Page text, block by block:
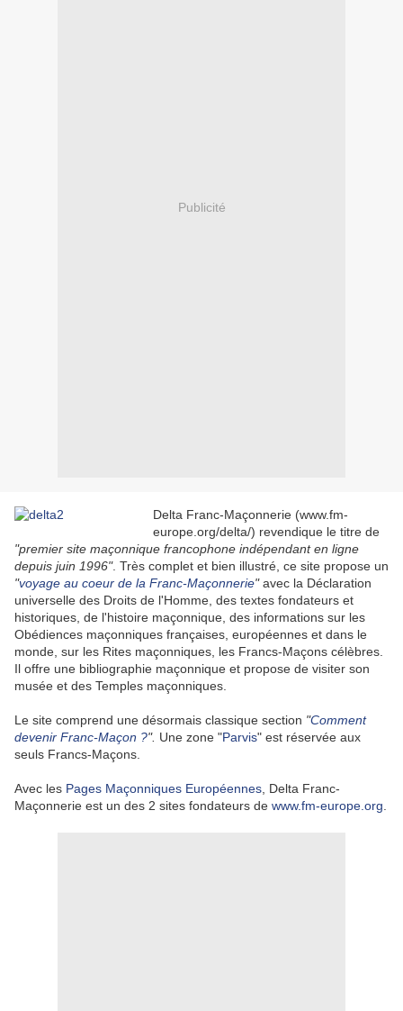
Publicité
Delta Franc-Maçonnerie (www.fm-
europe.org/delta/) revendique le titre de
"premier site maçonnique francophone indépendant en ligne
depuis juin 1996". Très complet et bien illustré, ce site propose un
"voyage au coeur de la Franc-Maçonnerie"avec la Déclaration
universelle des Droits de l'Homme, des textes fondateurs et
historiques, de l'histoire maçonnique, des informations sur les
Obédiences maçonniques françaises, européennes et dans le
monde, sur les Rites maçonniques, les Francs-Maçons célèbres.
Il offre une bibliographie maçonnique et propose de visiter son
musée et des Temples maçonniques.
Le site comprend une désormais classique section "Comment
devenir Franc-Maçon ?". Une zone "Parvis" est réservée aux
seuls Francs-Maçons.
Avec les Pages Maçonniques Européennes , Delta Franc-
Maçonnerie est un des 2 sites fondateurs de www.fm-europe.org